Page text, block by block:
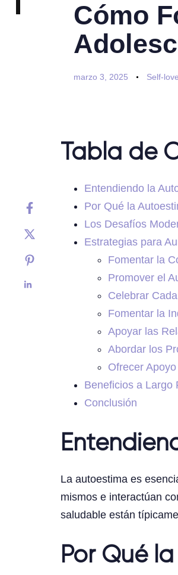
Cómo
marzo 3, 2025 Self-love
Tabla de
Entendiendo la
Por Qué la
Los Desafíos
Estrategias para
Fomentar la
Promover el
Celebrar
Fomentar la
Apoyar las
Abordar los
Ofrecer
Beneficios a Largo
Conclusión
La autoestima es
mismos e interactúan
saludable están
Por Qué